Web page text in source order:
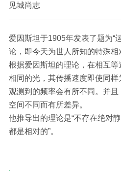
见城尚志
爱因斯坦于1905年发表了题为“
论，即今天为世人所知的特殊相
根据爱因斯坦的理论，在相互
相同的光，其传播速度即使同
观测到的频率会有所不同。并
空间不同而有所差异。
他推导出的理论是“不存在绝对
都是相对的”。